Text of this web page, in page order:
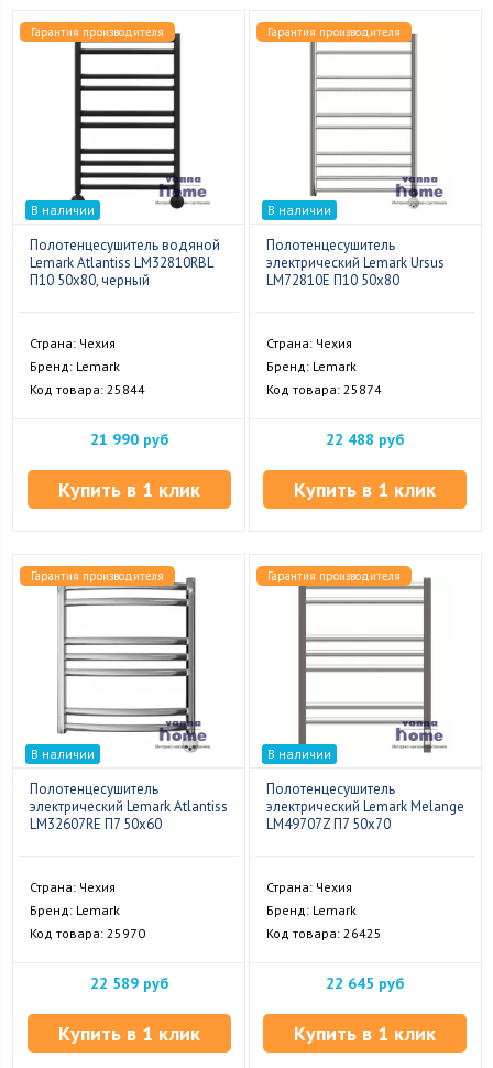
Гарантия производителя
В наличии
Полотенцесушитель водяной
Lemark Atlantiss LM32810RBL
П10 50x80, черный
Страна: Чехия
Бренд: Lemark
Код товара: 25844
21 990 руб
Купить в 1 клик
Гарантия производителя
В наличии
Полотенцесушитель
электрический Lemark Ursus
LM72810E П10 50x80
Страна: Чехия
Бренд: Lemark
Код товара: 25874
22 488 руб
Купить в 1 клик
Гарантия производителя
В наличии
Полотенцесушитель
электрический Lemark Atlantiss
LM32607RE П7 50x60
Страна: Чехия
Бренд: Lemark
Код товара: 25970
22 589 руб
Купить в 1 клик
Гарантия производителя
В наличии
Полотенцесушитель
электрический Lemark Melange
LM49707Z П7 50x70
Страна: Чехия
Бренд: Lemark
Код товара: 26425
22 645 руб
Купить в 1 клик